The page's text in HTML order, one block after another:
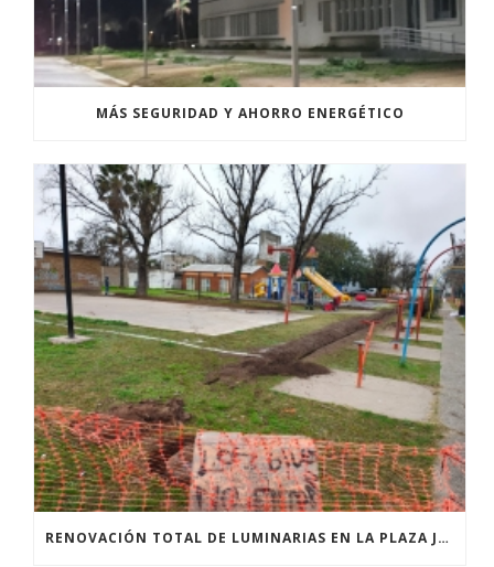
MÁS SEGURIDAD Y AHORRO ENERGÉTICO
RENOVACIÓN TOTAL DE LUMINARIAS EN LA PLAZA JOSÉ PEDRONI DE SAN SEBASTIÁN.